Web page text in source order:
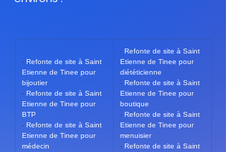
- Refonte de site à Saint
Etienne de Tinee pour
bijoutier
- Refonte de site à Saint
Etienne de Tinee pour
BTP
- Refonte de site à Saint
Etienne de Tinee pour
médecin
- Refonte de site à Saint
Etienne de Tinee pour
diététicienne
- Refonte de site à Saint
Etienne de Tinee pour
boutique
- Refonte de site à Saint
Etienne de Tinee pour
menuisier
- Refonte de site à Saint